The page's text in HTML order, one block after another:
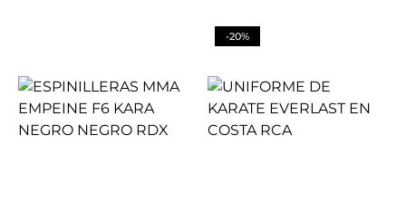
-20%